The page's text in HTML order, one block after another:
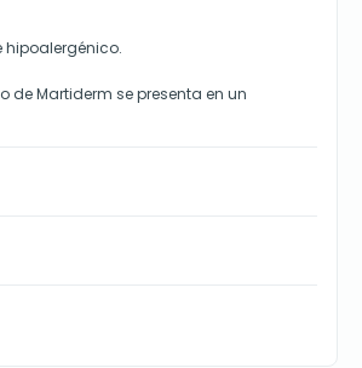
hipoalergénico.
de Martiderm se presenta en un